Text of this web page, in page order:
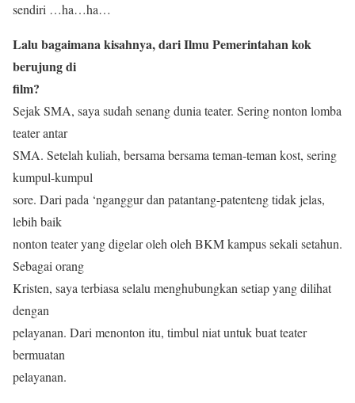
sendiri …ha…ha…
Lalu bagaimana kisahnya, dari Ilmu Pemerintahan kok
berujung di
film?
Sejak SMA, saya sudah senang dunia teater. Sering nonton lomba
teater antar
SMA. Setelah kuliah, bersama bersama teman-teman kost, sering
kumpul-kumpul
sore. Dari pada ‘nganggur dan patantang-patenteng tidak jelas,
lebih baik
nonton teater yang digelar oleh oleh BKM kampus sekali setahun.
Sebagai orang
Kristen, saya terbiasa selalu menghubungkan setiap yang dilihat
dengan
pelayanan. Dari menonton itu, timbul niat untuk buat teater
bermuatan
pelayanan.